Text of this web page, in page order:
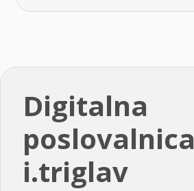
Digitalna
poslovalnica
i.triglav